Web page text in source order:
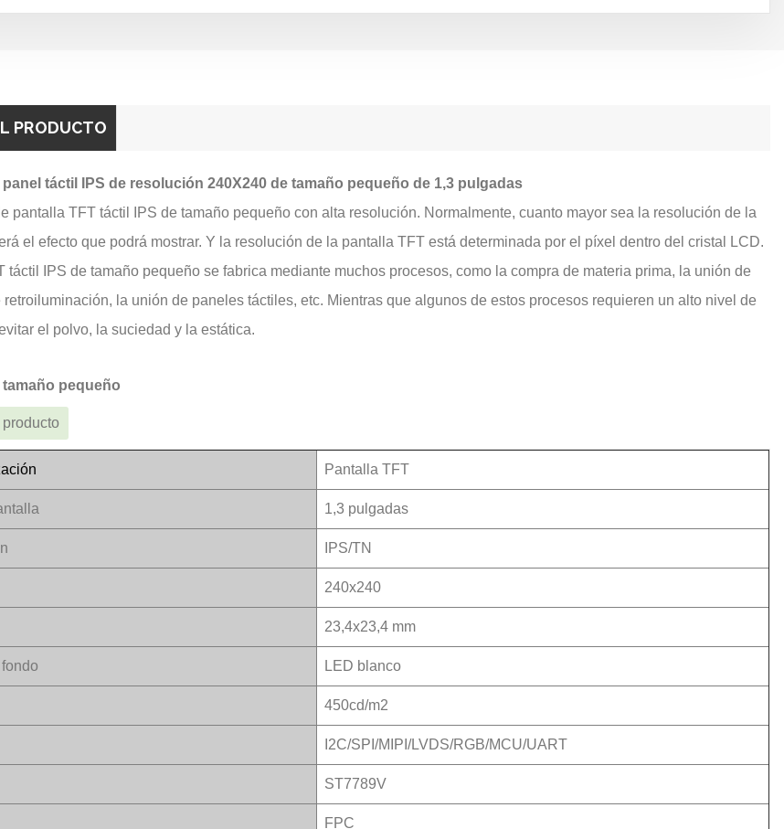
PRODUCTO
panel táctil IPS de resolución 240X240 de tamaño pequeño de 1,3 pulgadas
pantalla TFT táctil IPS de tamaño pequeño con alta resolución. Normalmente, cuanto mayor sea la resolución de la
el efecto que podrá mostrar. Y la resolución de la pantalla TFT está determinada por el píxel dentro del cristal LCD.
táctil IPS de tamaño pequeño se fabrica mediante muchos procesos, como la compra de materia prima, la unión de
retroiluminación, la unión de paneles táctiles, etc. Mientras que algunos de estos procesos requieren un alto nivel de
el polvo, la suciedad y la estática.
tamaño pequeño
producto
Pantalla TFT
1,3 pulgadas
IPS/TN
240x240
23,4x23,4 mm
LED blanco
450cd/m2
I2C/SPI/MIPI/LVDS/RGB/MCU/UART
ST7789V
FPC